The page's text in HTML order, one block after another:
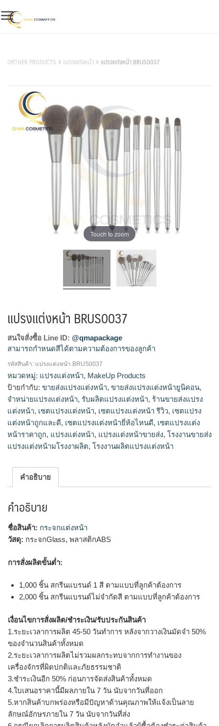
to
content
ORTHER PRODUCTS แปรงแต่งหน้า แปรงแต่งหน้า BRUS0037
Touch to zoom
แปรงแต่งหน้า BRUS0037
สนใจสั่งซื้อ Line ID: @qmapackage
สามารถกำหนดสีได้ตามความต้องการของลูกค้า
โรงงานผลิตสินค้าพรีเมี่ยม,รับผลิตสินค้าพรีเมี่ยม,จำหน่ายสินค้าพรี
เมี่ยม,ขายส่งสินค้าพรีเมี่ยม,รับทําของพรีเมี่ยม,รับทําของพรีเมี่ยม
ไม่มีขั้นต่ำ,โรงงานของพรีเมี่ยม,ผลิตของพรีเมี่ยม,รับผลิตของพรีเมี่
ยม,ขายส่งของพรีเมี่ยม,สั่งทําของที่ระลึก,สินค้าพรีเมี่ยมขาย
ปลีก,ขายส่งของพรีเมี่ยมราคาถูก,ผลิตสินค้าพรีเมี่ยม,รับทำของพรี
เมี่ยม,โรงงานผลิตของพรีเมี่ยม,ของพรีเมี่ยมราคาส่ง,โรงงานพรีเมี่
ยม,ทําของพรีเมี่ยม,ขายส่งพรีเมี่ยมของแถม,ทำของพรีเมี่ยม,ร้า
นรับทําของที่ระลึก,ของพรีเมี่ยมขายส่ง,สั่งทําของพรีเมี่ยม,รับผลิต
ยม,สั่งทำของพรีเมี่ยม
รหัสสินค้า: แปรงแต่งหน้า BRUS0037
หมวดหมู่: แปรงแต่งหน้า, MakeUp Products
ป้ายกำกับ: ขายส่งแปรงแต่งหน้า, ขายส่งแปรงแต่งหน้ายูนิคอน,
จำหน่ายแปรงแต่งหน้า, รับผลิตแปรงแต่งหน้า, ร้านขายส่งแปรง
แต่งหน้า, เซตแปรงแต่งหน้า, เซตแปรงแต่งหน้า รีวิว, เซตแปรง
แต่งหน้าถูกและดี, เซตแปรงแต่งหน้ายี่ห้อไหนดี, เซตแปรงแต่ง
หน้าราคาถูก, แปรงแต่งหน้า, แปรงแต่งหน้าขายส่ง, โรงงานขายส่ง
แปรงแต่งหน้ามโรงงาผลิต, โรงงานผลิตแปรงแต่งหน้า
คำอธิบาย
คำอธิบาย
ชื่อสินค้า: กระจกแต่งหน้า
วัสดุ: กระจกGlass, พลาสติกABS
การสั่งผลิตขั้นต่ำ:
1,000 ชิ้น สกรีนแบรนด์ 1 สี ตามแบบที่ลูกค้าต้องการ
2,000 ชิ้น สกรีนแบรนด์ไม่จำกัดสี ตามแบบที่ลูกค้าต้องการ
เงื่อนไขการสั่งผลิต/ชำระเงิน/รับประกันสินค้า
1.ระยะเวลาการผลิต 45-50 วันทำการ หลังจากวางเงินมัดจำ 50%
ของจำนวนสินค้าทั้งหมด
2.ระยะเวลาการผลิตไม่รวมผลกระทบจากการทำงานของ
เครื่องจักรที่ผิดปกติและภัยธรรมชาติ
3.ชำระเงินอีก 50% ก่อนการจัดส่งสินค้าทั้งหมด
4.ใบเสนอราคานี้มีผลภายใน 7 วัน นับจากวันที่ออก
5.หากสินค้าบกพร่องหรือมีปัญหาด้านคุณภาพให้แจ้งเป็นลาย
ลักษณ์อักษรภายใน 7 วัน นับจากวันที่ส่ง